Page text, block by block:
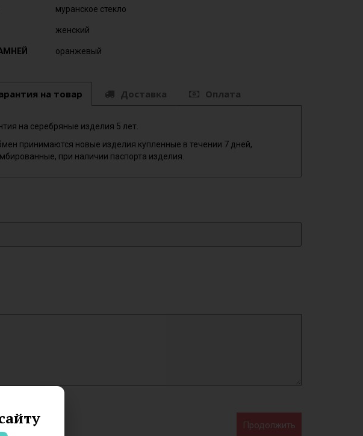
муранское стекло
женский
оранжевый
на товар Доставка Оплата
на серебряные изделия 5 лет.
принимаются новые изделия купленные в течении 7 дней,
при наличии паспорта изделия.
Продолжить